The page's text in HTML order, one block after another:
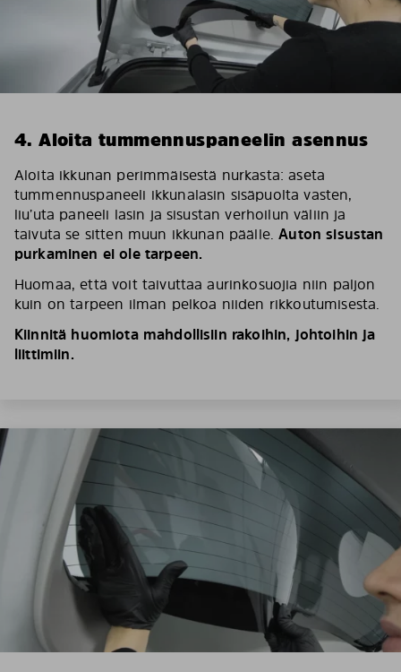
4. Aloita tummennuspaneelin asennus
Aloita ikkunan perimmäisestä nurkasta: aseta
tummennuspaneeli ikkunalasin sisäpuolta vasten,
liu’uta paneeli lasin ja sisustan verhoilun väliin ja
taivuta se sitten muun ikkunan päälle.Auton sisustan
purkaminen ei ole tarpeen.
Huomaa, että voit taivuttaa aurinkosuojia niin paljon
kuin on tarpeen ilman pelkoa niiden rikkoutumisesta.
Kiinnitä huomiota mahdollisiin rakoihin, johtoihin ja
liittimiin.